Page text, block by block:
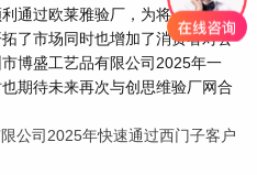
通过欧莱雅验厂，为将来公司发
了市场同时也增加了消费者对公
博盛工艺品有限公司2025年一
期待未来再次与创思维验厂网合
公司2025年快速通过西门子客户